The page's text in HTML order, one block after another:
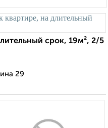
срок, 19м², 2/5
29